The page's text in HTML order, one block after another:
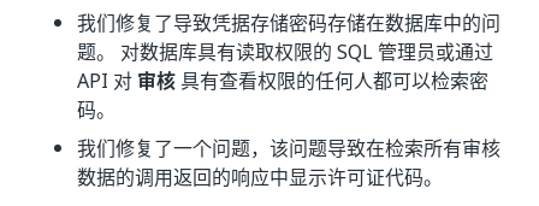
我们修复了导致凭据存储密码存储在数据库中的问
题。 对数据库具有读取权限的 SQL 管理员或通过
API 对 审核 具有查看权限的任何人都可以检索密
码。
我们修复了一个问题，该问题导致在检索所有审核
数据的调用返回的响应中显示许可证代码。